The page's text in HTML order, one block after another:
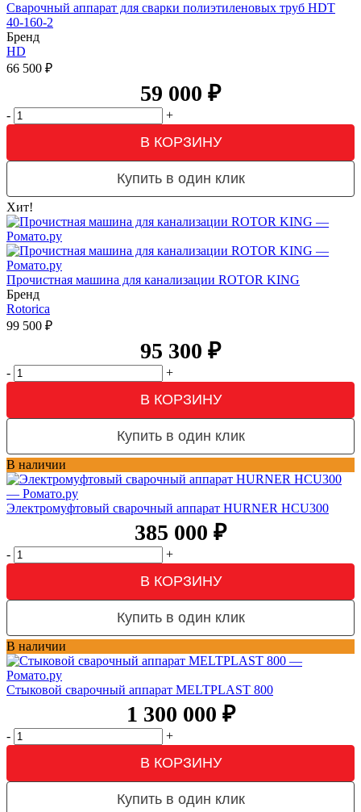
Сварочный аппарат для сварки полиэтиленовых труб HDT
40-160-2
Бренд
HD
66 500 ₽
59 000 ₽
- +
В КОРЗИНУ
Купить в один клик
Хит!
Прочистная машина для канализации ROTOR KING
Бренд
Rotorica
99 500 ₽
95 300 ₽
- +
В КОРЗИНУ
Купить в один клик
В наличии
Электромуфтовый сварочный аппарат HURNER HCU300
385 000 ₽
- +
В КОРЗИНУ
Купить в один клик
В наличии
Стыковой сварочный аппарат MELTPLAST 800
1 300 000 ₽
- +
В КОРЗИНУ
Купить в один клик